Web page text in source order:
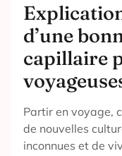
d’une
capillaire
Partir en voyage,
de nouvelles
inconnues et de